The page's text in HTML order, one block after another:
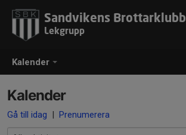
Kalender
Sandvikens Brottarklubb
Lekgrupp
Kalender
Gå till idag | Prenumerera